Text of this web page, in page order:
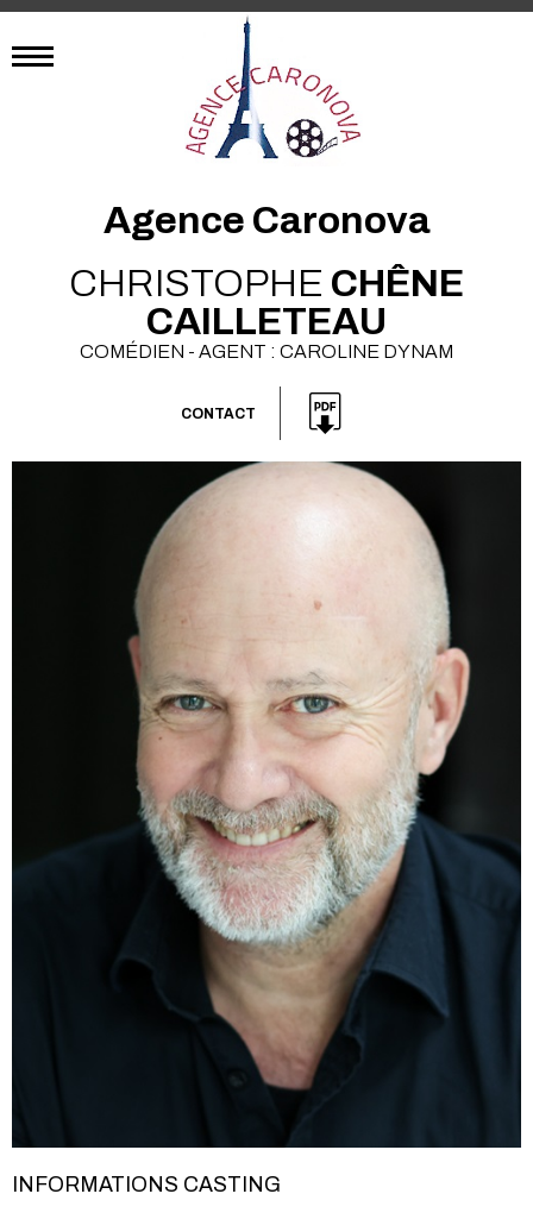
Agence Caronova
CHRISTOPHE CHÊNE
CAILLETEAU
COMÉDIEN - AGENT : CAROLINE DYNAM
CONTACT
INFORMATIONS CASTING